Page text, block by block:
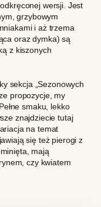
wersji. Jest
grzybowym
i aż trzema
oraz dymka) są
z kiszonych
sekcja „Sezonowych
propozycje, my
smaku, lekko
znajdziecie tutaj
na temat
się też pierogi z
mają
czy kwiatem